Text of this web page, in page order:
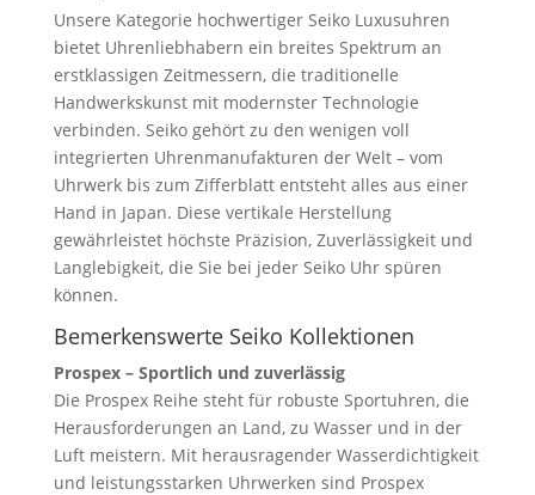
Unsere Kategorie hochwertiger Seiko Luxusuhren
bietet Uhrenliebhabern ein breites Spektrum an
erstklassigen Zeitmessern, die traditionelle
Handwerkskunst mit modernster Technologie
verbinden. Seiko gehört zu den wenigen voll
integrierten Uhrenmanufakturen der Welt – vom
Uhrwerk bis zum Zifferblatt entsteht alles aus einer
Hand in Japan. Diese vertikale Herstellung
gewährleistet höchste Präzision, Zuverlässigkeit und
Langlebigkeit, die Sie bei jeder Seiko Uhr spüren
können.
Bemerkenswerte Seiko Kollektionen
Prospex – Sportlich und zuverlässig
Die Prospex Reihe steht für robuste Sportuhren, die
Herausforderungen an Land, zu Wasser und in der
Luft meistern. Mit herausragender Wasserdichtigkeit
und leistungsstarken Uhrwerken sind Prospex